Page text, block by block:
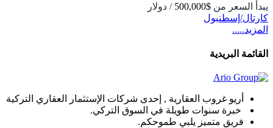
يبدأ السعر من $500,000
/ دولار
كارتال/إسطنبول
المزيد.....
القائمة البريدية
أريو غروب العقارية , إحدى شركات الإستثمار العقاري التركية
خبرة سنوات طويلة في السوق التركي.
فريق متميز يلبي طموحكم.